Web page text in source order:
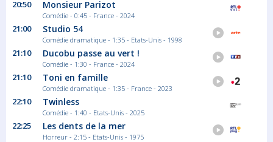
20:50 Monsieur Parizot
Comédie - 0:45 - France - 2024
21:00 Studio 54
Comédie dramatique - 1:35 - Etats-Unis - 1998
21:10 Ducobu passe au vert !
Comédie - 1:30 - France - 2024
21:10 Toni en famille
Comédie dramatique - 1:35 - France - 2023
22:10 Twinless
Comédie - 1:40 - Etats-Unis - 2025
22:25 Les dents de la mer
Horreur - 2:15 - Etats-Unis - 1975